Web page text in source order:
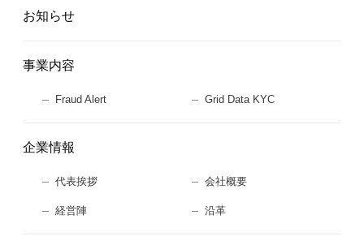
お知らせ
事業内容
Fraud Alert Grid Data KYC
企業情報
代表挨拶 会社概要
経営陣 沿革